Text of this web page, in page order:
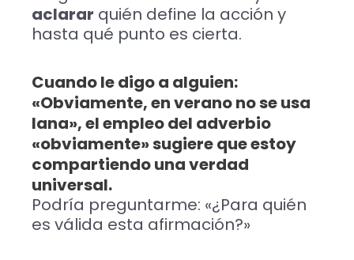
aclarar quién define la acción y
hasta qué punto es cierta.
Cuando le digo a alguien:
«Obviamente, en verano no se usa
lana», el empleo del adverbio
«obviamente» sugiere que estoy
compartiendo una verdad
universal.
Podría preguntarme: «¿Para quién
es válida esta afirmación?»